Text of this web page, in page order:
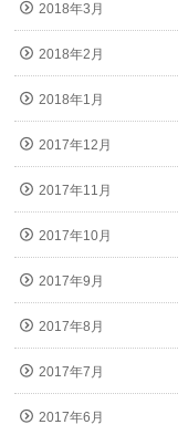
2018年3月
2018年2月
2018年1月
2017年12月
2017年11月
2017年10月
2017年9月
2017年8月
2017年7月
2017年6月